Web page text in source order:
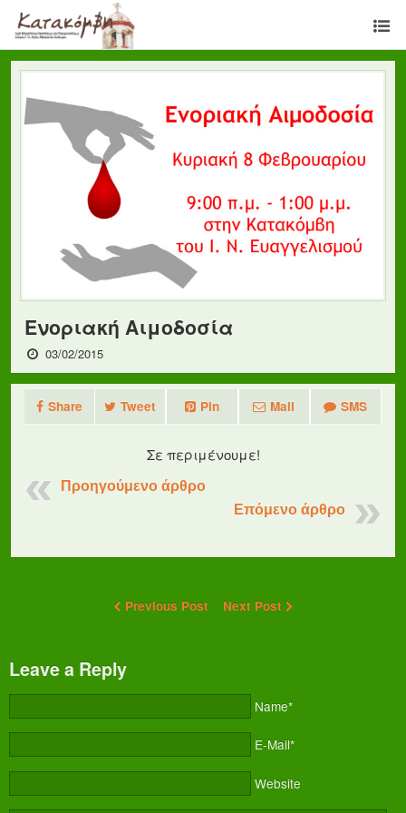
Ενοριακή Αιμοδοσία
03/02/2015
Share Tweet Pin Mail SMS
Σε περιμένουμε!
Προηγούμενο άρθρο
Επόμενο άρθρο
Previous Post Next Post
Leave a Reply
Name*
E-Mail*
Website